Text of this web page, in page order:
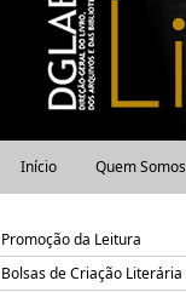
Início Quem Somos
Promoção da Leitura
Bolsas de Criação Literária